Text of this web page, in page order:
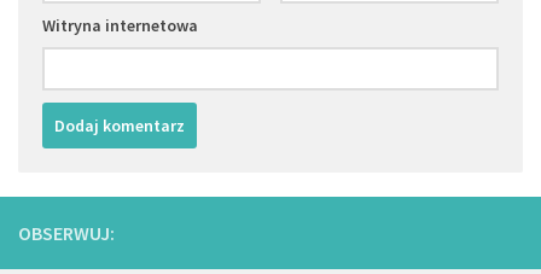
Witryna internetowa
OBSERWUJ: